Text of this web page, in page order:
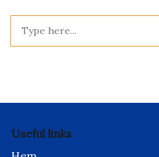
Useful links